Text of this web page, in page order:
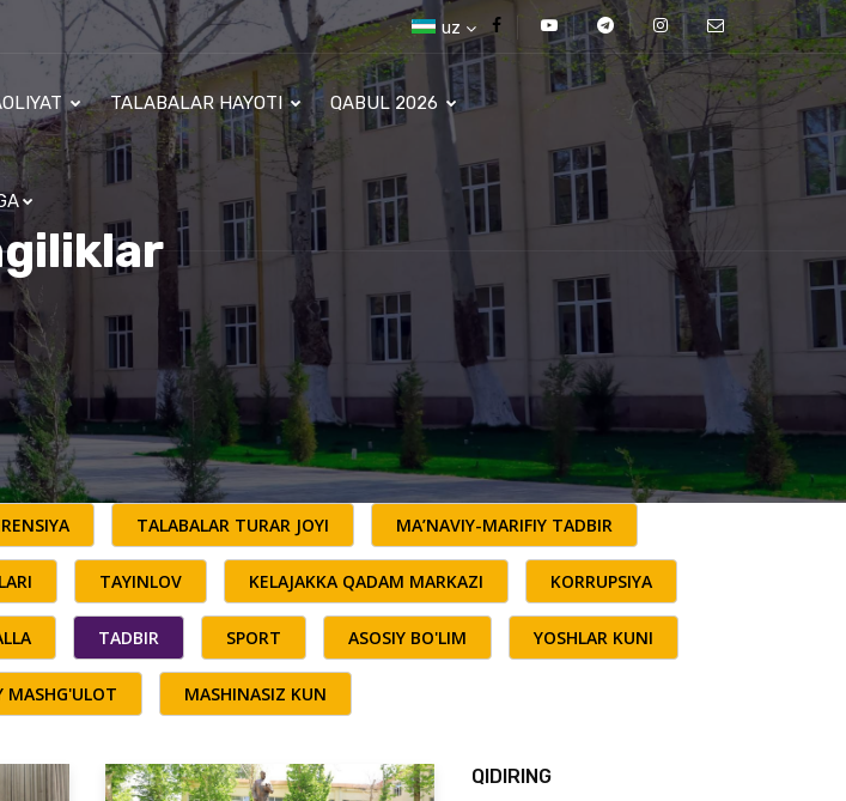
uz
TALABALAR HAYOTI QABUL 2026
TALABALAR TURAR JOYI MA’NAVIY-MARIFIY TADBIR
TAYINLOV KELAJAKKA QADAM MARKAZI KORRUPSIYA
TADBIR SPORT ASOSIY BO'LIM YOSHLAR KUNI
MASHG'ULOT MASHINASIZ KUN
QIDIRING